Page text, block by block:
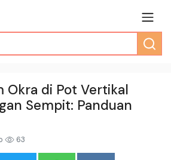
Okra di Pot Vertikal
Sempit: Panduan
63